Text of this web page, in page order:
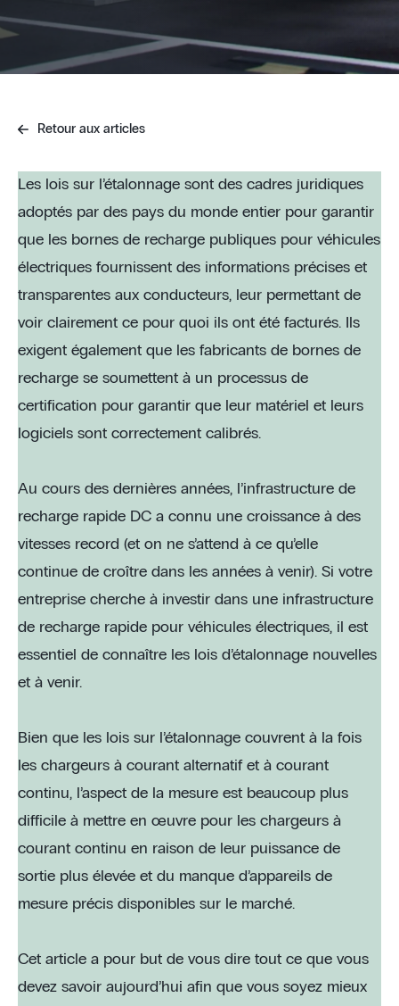
Retour aux articles
Les lois sur l’étalonnage sont des cadres juridiques
adoptés par des pays du monde entier pour garantir
que les bornes de recharge publiques pour véhicules
électriques fournissent des informations précises et
transparentes aux conducteurs, leur permettant de
voir clairement ce pour quoi ils ont été facturés. Ils
exigent également que les fabricants de bornes de
recharge se soumettent à un processus de
certification pour garantir que leur matériel et leurs
logiciels sont correctement calibrés.
Au cours des dernières années, l’infrastructure de
recharge rapide DC a connu une croissance à des
vitesses record (et on ne s’attend à ce qu’elle
continue de croître dans les années à venir). Si votre
entreprise cherche à investir dans une infrastructure
de recharge rapide pour véhicules électriques, il est
essentiel de connaître les lois d’étalonnage nouvelles
et à venir.
Bien que les lois sur l’étalonnage couvrent à la fois
les chargeurs à courant alternatif et à courant
continu, l’aspect de la mesure est beaucoup plus
difficile à mettre en œuvre pour les chargeurs à
courant continu en raison de leur puissance de
sortie plus élevée et du manque d’appareils de
mesure précis disponibles sur le marché.
Cet article a pour but de vous dire tout ce que vous
devez savoir aujourd’hui afin que vous soyez mieux